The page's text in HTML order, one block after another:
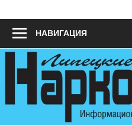
НАВИГАЦИЯ